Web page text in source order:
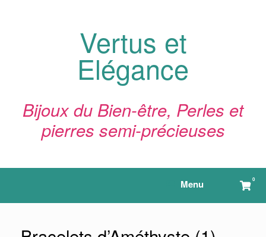
Vertus et
Elégance
Bijoux du Bien-être, Perles et
pierres semi-précieuses
Menu View
cart
0